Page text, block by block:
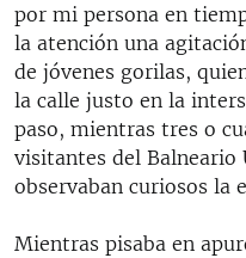
por mi persona en
la atención una
de jóvenes gorilas,
la calle justo en la
paso, mientras tres o
visitantes del
observaban curiosos la
Mientras pisaba en